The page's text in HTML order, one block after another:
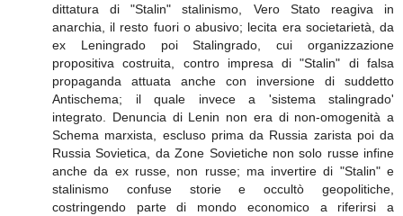
dittatura di "Stalin" stalinismo, Vero Stato reagiva in
anarchia, il resto fuori o abusivo; lecita era societarietà, da
ex Leningrado poi Stalingrado, cui organizzazione
propositiva costruita, contro impresa di "Stalin" di falsa
propaganda attuata anche con inversione di suddetto
Antischema; il quale invece a 'sistema stalingrado'
integrato. Denuncia di Lenin non era di non-omogenità a
Schema marxista, escluso prima da Russia zarista poi da
Russia Sovietica, da Zone Sovietiche non solo russe infine
anche da ex russe, non russe; ma invertire di "Stalin" e
stalinismo confuse storie e occultò geopolitiche,
costringendo parte di mondo economico a riferirsi a